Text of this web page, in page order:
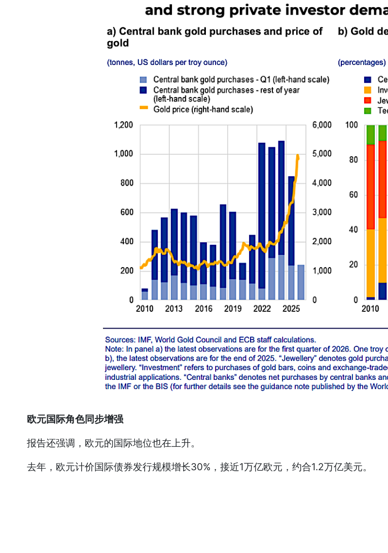
欧元国际角色同步增强
报告还强调，欧元的国际地位也在上升。
去年，欧元计价国际债券发行规模增长30%，接近1万亿欧元，约合1.2万亿美元。